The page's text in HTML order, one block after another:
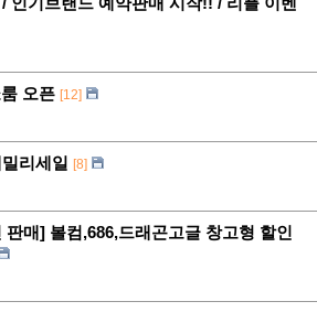
오픈 [12]
리세일 [8]
판매] 볼컴,686,드래곤고글 창고형 할인